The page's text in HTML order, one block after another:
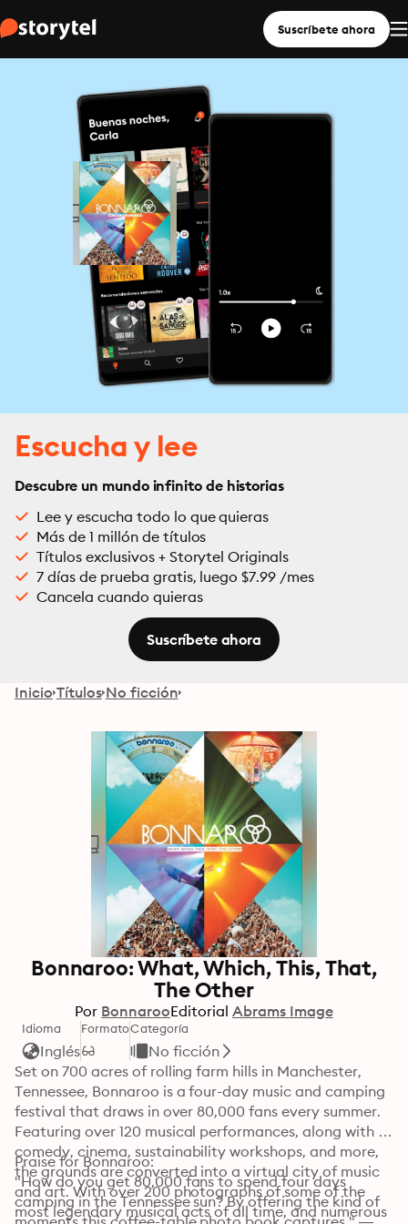
Suscríbete ahora
Escucha y lee
Descubre un mundo infinito de historias
Lee y escucha todo lo que quieras
Más de 1 millón de títulos
Títulos exclusivos + Storytel Originals
7 días de prueba gratis, luego $7.99 /mes
Cancela cuando quieras
Suscríbete ahora
Inicio Títulos No ficción
Bonnaroo: What, Which, This, That,
The Other
Por BonnarooEditorial Abrams Image
Idioma
Inglés
FormatoCategoría
No ficción
Set on 700 acres of rolling farm hills in Manchester,
Tennessee, Bonnaroo is a four-day music and camping
festival that draws in over 80,000 fans every summer.
Featuring over 120 musical performances, along with
comedy, cinema, sustainability workshops, and more,
the grounds are converted into a virtual city of music
and art. With over 200 photographs of some of the
most legendary musical acts of all time, and numerous
Praise for Bonnaroo:
"How do you get 80,000 fans to spend four days
camping in the Tennessee sun? By offering the kind of